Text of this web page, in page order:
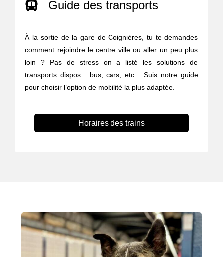
Guide des transports
À la sortie de la gare de Coignières, tu te demandes
comment rejoindre le centre ville ou aller un peu plus
loin ? Pas de stress on a listé les solutions de
transports dispos : bus, cars, etc... Suis notre guide
pour choisir l’option de mobilité la plus adaptée.
Horaires des trains